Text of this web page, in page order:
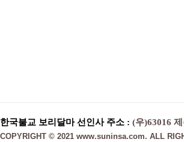
한국불교 보리달마 선인사 주소 : (우)63016
COPYRIGHT © 2021 www.suninsa.com. ALL